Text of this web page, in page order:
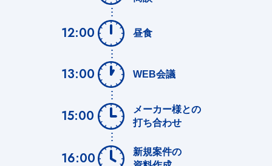
12:00 昼食
13:00 WEB会議
15:00
メーカー様との
打ち合わせ
16:00
新規案件の